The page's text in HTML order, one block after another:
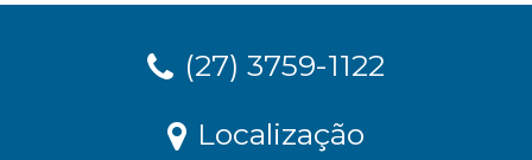
(27) 3759-1122
Localização